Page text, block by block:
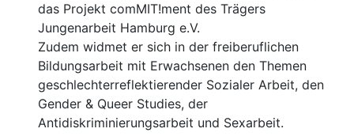
das Projekt comMIT!ment des Trägers
Jungenarbeit Hamburg e.V.
Zudem widmet er sich in der freiberuflichen
Bildungsarbeit mit Erwachsenen den Themen
geschlechterreflektierender Sozialer Arbeit, den
Gender & Queer Studies, der
Antidiskriminierungsarbeit und Sexarbeit.